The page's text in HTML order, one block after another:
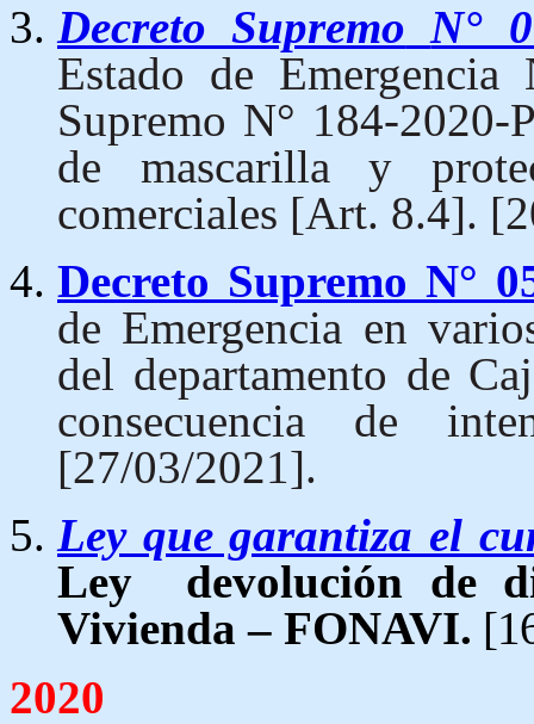
Decreto Supremo N°
Estado de Emergencia
Supremo N° 184-
de mascarilla y
comerciales [Art. 8.4].
Decreto Supremo N°
de Emergencia en
del departamento de
consecuencia de
[27/03/2021].
Ley que garantiza el
Ley devolución de
Vivienda – FONAVI.
2020